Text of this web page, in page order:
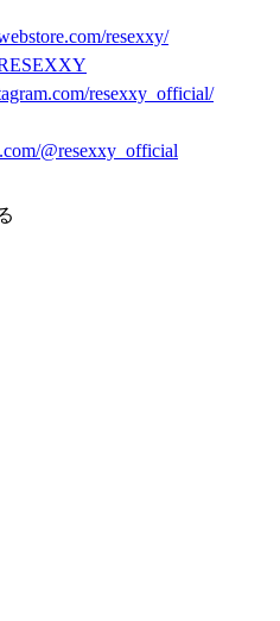
resexxy/
resexxy_official/
@resexxy_official